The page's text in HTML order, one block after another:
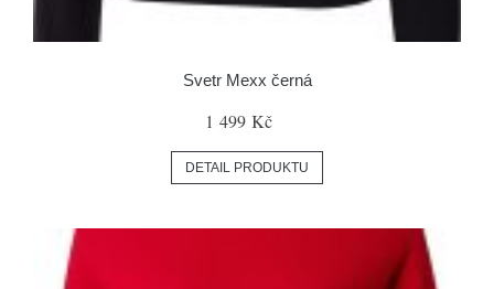
Svetr Mexx černá
1 499 Kč
DETAIL PRODUKTU